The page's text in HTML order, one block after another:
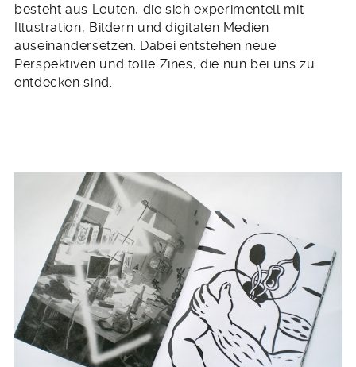
besteht aus Leuten, die sich experimentell mit
Illustration, Bildern und digitalen Medien
auseinandersetzen. Dabei entstehen neue
Perspektiven und tolle Zines, die nun bei uns zu
entdecken sind.